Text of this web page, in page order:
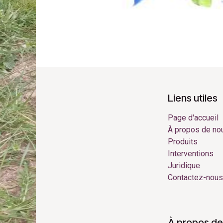
Liens utiles
Page d'accueil
À propos de
Produits
Interventions
Juridique
Contactez-nous